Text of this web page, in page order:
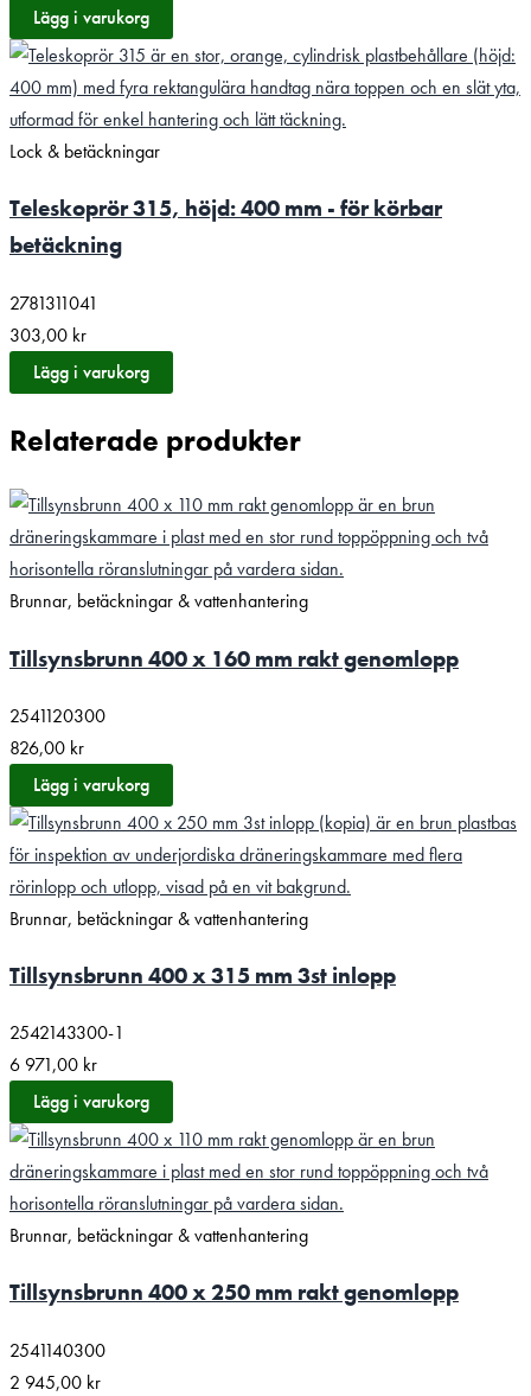
Lägg i varukorg
Lock & betäckningar
Teleskoprör 315, höjd: 400 mm - för körbar
betäckning
2781311041
303,00 kr
Lägg i varukorg
Relaterade produkter
Brunnar, betäckningar & vattenhantering
Tillsynsbrunn 400 x 160 mm rakt genomlopp
2541120300
826,00 kr
Lägg i varukorg
Brunnar, betäckningar & vattenhantering
Tillsynsbrunn 400 x 315 mm 3st inlopp
2542143300-1
6 971,00 kr
Lägg i varukorg
Brunnar, betäckningar & vattenhantering
Tillsynsbrunn 400 x 250 mm rakt genomlopp
2541140300
2 945,00 kr